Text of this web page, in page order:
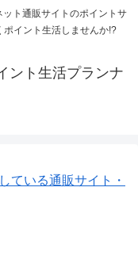
ト通販サイトのポイントサ
ポイント生活しませんか!?
ント生活プランナ
ている通販サイト・